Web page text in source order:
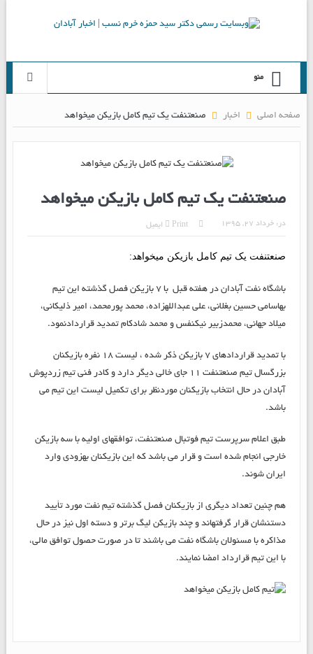
منو
صفحه اصلی اخبار صنعت‎نفت یک تیم کامل بازیکن می‎خواهد
صنعت‎نفت یک تیم کامل بازیکن می‎خواهد
در: خرداد ۲۷, ۱۳۹۵ Print ایمیل
صنعت‎نفت یک تیم کامل بازیکن می‎خواهد:
باشگاه نفت آبادان در هفته قبل با ۷ بازیکن فصل گذشته این تیم
به‎اسامی حسین بغلانی، علی عبدالله‎زاده، محمد پورمحمد، امیر ذلیکانی،
میلاد جهانی، محمدزبیر نیک‎نفس و محمد شادکام تمدید قراردادنمود.
با تمدید قراردادهای ۷ بازیکن ذكر شده ، لیست ۱۸ نفره بازیکنان
بزرگسال تیم صنعت‎نفت ۱۱ جای خالی دیگر دارد و کادر فنی تیم زردپوش
آبادان در حال انتخاب بازیکنان موردنظر برای تکمیل لیست این تیم مي
باشد.
طبق اعلام سرپرست تیم فوتبال صنعت‎نفت، توافق‎های اولیه با سه بازیکن
خارجی انجام شده است و قرار مي باشد که این بازیکنان به‎زودی وارد
ایران شوند.
هم چنین تعداد دیگری از بازیکنان فصل گذشته تیم نفت مورد تأیید
دست‎نشان قرار گرفته‎اند و چند بازیکن لیگ برتر و دسته اول نیز در حال
مذاکره با مسئولان باشگاه نفت مي باشند تا در صورت حصول توافق مالی،
با این تیم قرارداد امضا نمايند.